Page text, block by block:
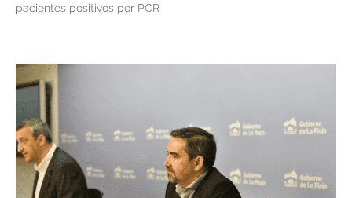
pacientes positivos por PCR